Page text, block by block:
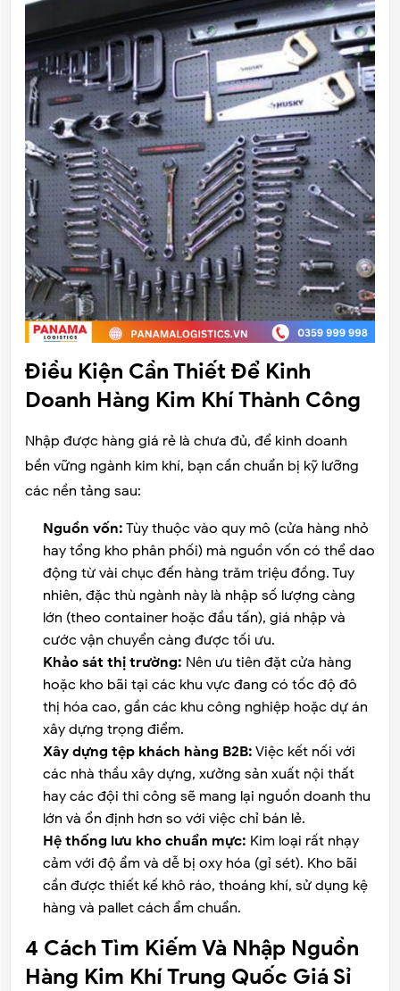
Điều Kiện Cần Thiết Để Kinh
Doanh Hàng Kim Khí Thành Công
Nhập được hàng giá rẻ là chưa đủ, để kinh doanh
bền vững ngành kim khí, bạn cần chuẩn bị kỹ lưỡng
các nền tảng sau:
Nguồn vốn: Tùy thuộc vào quy mô (cửa hàng nhỏ
hay tổng kho phân phối) mà nguồn vốn có thể dao
động từ vài chục đến hàng trăm triệu đồng. Tuy
nhiên, đặc thù ngành này là nhập số lượng càng
lớn (theo container hoặc đầu tấn), giá nhập và
cước vận chuyển càng được tối ưu.
Khảo sát thị trường: Nên ưu tiên đặt cửa hàng
hoặc kho bãi tại các khu vực đang có tốc độ đô
thị hóa cao, gần các khu công nghiệp hoặc dự án
xây dựng trọng điểm.
Xây dựng tệp khách hàng B2B: Việc kết nối với
các nhà thầu xây dựng, xưởng sản xuất nội thất
hay các đội thi công sẽ mang lại nguồn doanh thu
lớn và ổn định hơn so với việc chỉ bán lẻ.
Hệ thống lưu kho chuẩn mực: Kim loại rất nhạy
cảm với độ ẩm và dễ bị oxy hóa (gỉ sét). Kho bãi
cần được thiết kế khô ráo, thoáng khí, sử dụng kệ
hàng và pallet cách ẩm chuẩn.
4 Cách Tìm Kiếm Và Nhập Nguồn
Hàng Kim Khí Trung Quốc Giá Sỉ